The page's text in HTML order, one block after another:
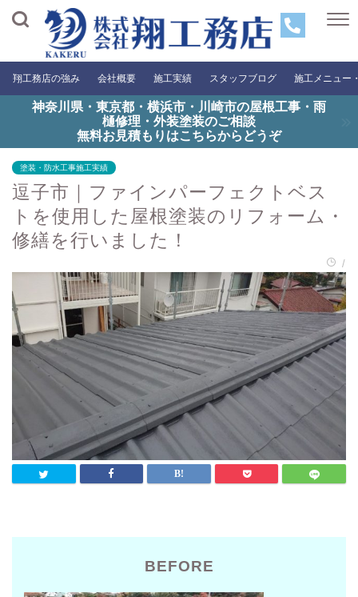
翔工務店の強み 会社概要 施工実績 スタッフブログ 施工メニュー
神奈川県・東京都・横浜市・川崎市の屋根工事・雨
樋修理・外装塗装のご相談
無料お見積もりはこちらからどうぞ
塗装・防水工事施工実績
逗子市｜ファインパーフェクトベス
トを使用した屋根塗装のリフォーム・
修繕を行いました！
/
BEFORE